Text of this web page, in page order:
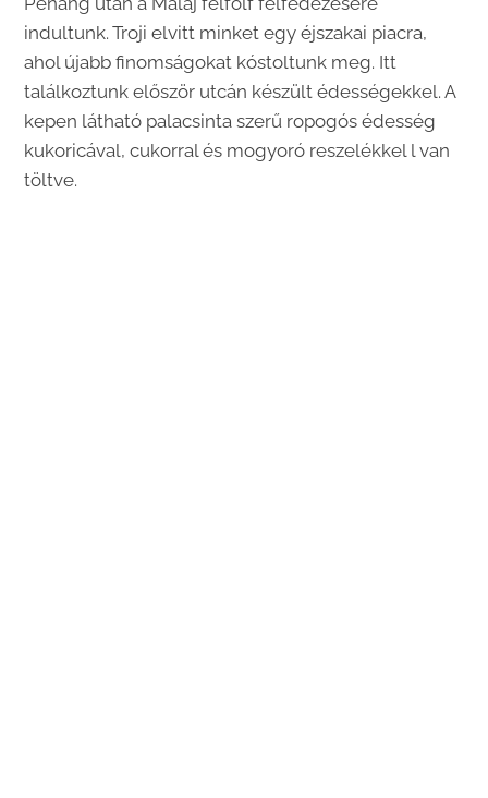
indultunk. Troji elvitt minket egy éjszakai piacra,
ahol újabb finomságokat kóstoltunk meg. Itt
találkoztunk először utcán készült édességekkel. A
kepen látható palacsinta szerű ropogós édesség
kukoricával, cukorral és mogyoró reszelékkel l van
töltve.